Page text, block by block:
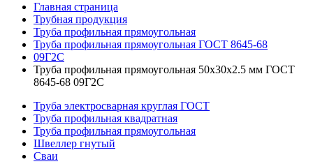
Главная страница
Трубная продукция
Труба профильная прямоугольная
Труба профильная прямоугольная ГОСТ 8645-68
09Г2С
Труба профильная прямоугольная 50x30x2.5 мм ГОСТ
8645-68 09Г2С
Труба электросварная круглая ГОСТ
Труба профильная квадратная
Труба профильная прямоугольная
Швеллер гнутый
Сваи